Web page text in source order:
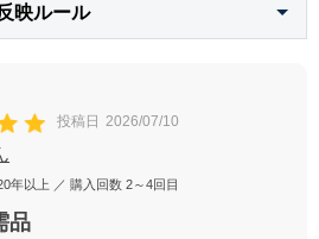
映ルール
投稿日 2026/07/10
年以上 ／ 購入回数 2～4回目
品